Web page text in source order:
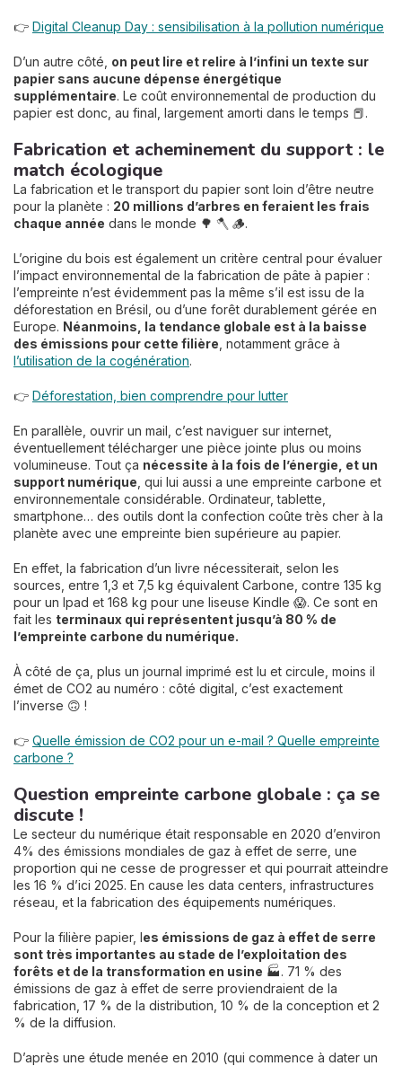
👉 Digital Cleanup Day : sensibilisation à la pollution numérique
D’un autre côté, on peut lire et relire à l’infini un texte sur
papier sans aucune dépense énergétique
supplémentaire. Le coût environnemental de production du
papier est donc, au final, largement amorti dans le temps 📕.
Fabrication et acheminement du support : le
match écologique
La fabrication et le transport du papier sont loin d’être neutre
pour la planète : 20 millions d’arbres en feraient les frais
chaque année dans le monde 🌳 🪓 🪵.
L’origine du bois est également un critère central pour évaluer
l’impact environnemental de la fabrication de pâte à papier :
l’empreinte n’est évidemment pas la même s’il est issu de la
déforestation en Brésil, ou d’une forêt durablement gérée en
Europe. Néanmoins, la tendance globale est à la baisse
des émissions pour cette filière , notamment grâce à
l’utilisation de la cogénération.
👉 Déforestation, bien comprendre pour lutter
En parallèle, ouvrir un mail, c’est naviguer sur internet,
éventuellement télécharger une pièce jointe plus ou moins
volumineuse. Tout ça nécessite à la fois de l’énergie, et un
support numérique , qui lui aussi a une empreinte carbone et
environnementale considérable. Ordinateur, tablette,
smartphone… des outils dont la confection coûte très cher à la
planète avec une empreinte bien supérieure au papier.
En effet, la fabrication d’un livre nécessiterait, selon les
sources, entre 1,3 et 7,5 kg équivalent Carbone, contre 135 kg
pour un Ipad et 168 kg pour une liseuse Kindle 😱. Ce sont en
fait les terminaux qui représentent jusqu’à 80 % de
l’empreinte carbone du numérique.
À côté de ça, plus un journal imprimé est lu et circule, moins il
émet de CO2 au numéro : côté digital, c’est exactement
l’inverse 🙃 !
👉 Quelle émission de CO2 pour un e-mail ? Quelle empreinte
carbone ?
Question empreinte carbone globale : ça se
discute !
Le secteur du numérique était responsable en 2020 d’environ
4% des émissions mondiales de gaz à effet de serre, une
proportion qui ne cesse de progresser et qui pourrait atteindre
les 16 % d’ici 2025. En cause les data centers, infrastructures
réseau, et la fabrication des équipements numériques.
Pour la filière papier, les émissions de gaz à effet de serre
sont très importantes au stade de l’exploitation des
forêts et de la transformation en usine 🏭. 71 % des
émissions de gaz à effet de serre proviendraient de la
fabrication, 17 % de la distribution, 10 % de la conception et 2
% de la diffusion.
D’après une étude menée en 2010 (qui commence à dater un